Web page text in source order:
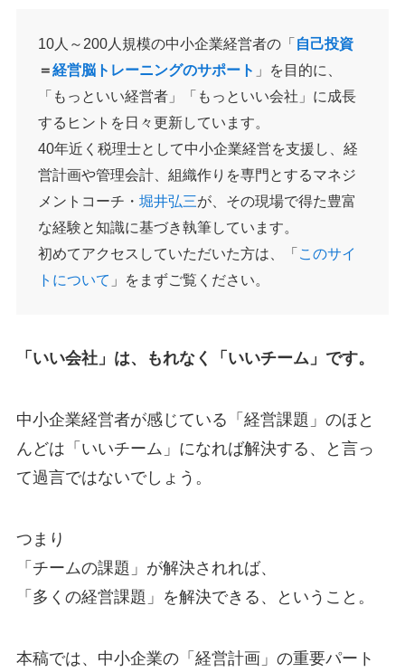
10人～200人規模の中小企業経営者の「自己投資
＝経営脳トレーニングのサポート 」を目的に、
「もっといい経営者」「もっといい会社」に成長
するヒントを日々更新しています。
40年近く税理士として中小企業経営を支援し、経
営計画や管理会計、組織作りを専門とするマネジ
メントコーチ・堀井弘三が、その現場で得た豊富
な経験と知識に基づき執筆しています。
初めてアクセスしていただいた方は、「このサイ
トについて 」をまずご覧ください。
「いい会社」は、もれなく「いいチーム」です。
中小企業経営者が感じている「経営課題」のほと
んどは「いいチーム」になれば解決する、と言っ
て過言ではないでしょう。
つまり
「チームの課題」が解決されれば、
「多くの経営課題」を解決できる、ということ。
本稿では、中小企業の「経営計画」の重要パート